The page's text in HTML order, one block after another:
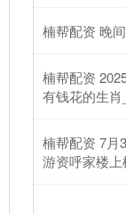
楠帮配资 晚
楠帮配资
有钱花的生肖
楠帮配资 7月
游资呼家楼上